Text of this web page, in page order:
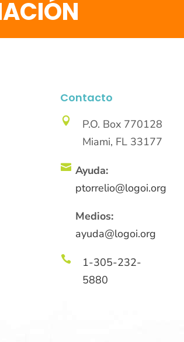
Contacto

P.O. Box 770128
Miami, FL 33177
 Ayuda:
ptorrelio@logoi.org
Medios:
ayuda@logoi.org

1-305-232-
5880